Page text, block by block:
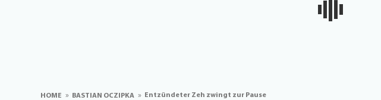
HOME BASTIAN OCZIPKA Entzündeter Zeh zwingt zur Pause